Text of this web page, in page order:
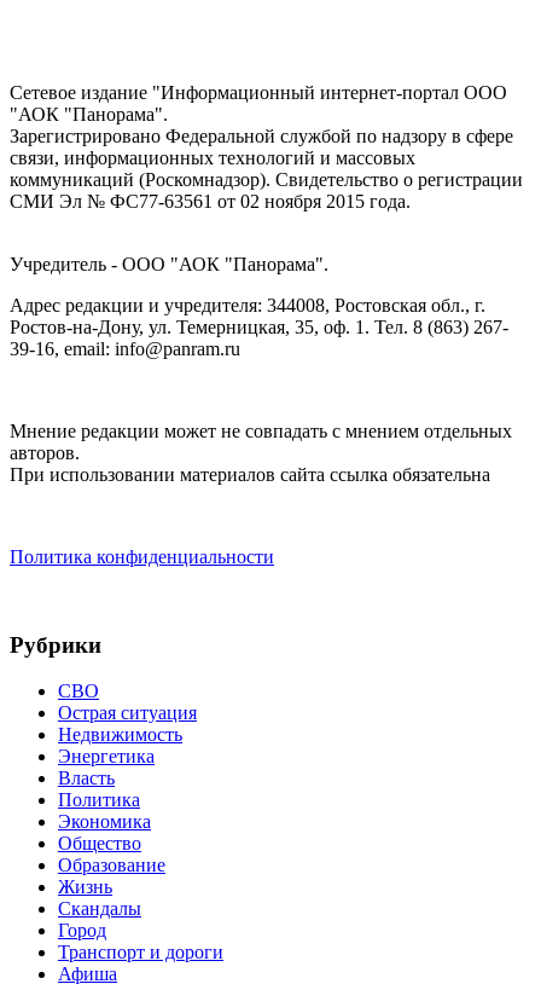
Сетевое издание "Информационный интернет-портал ООО
"АОК "Панорама".
Зарегистрировано Федеральной службой по надзору в сфере
связи, информационных технологий и массовых
коммуникаций (Роскомнадзор). Cвидетельство о регистрации
СМИ Эл № ФС77-63561 от 02 ноября 2015 года.
Учредитель - ООО "АОК "Панорама".
Адрес редакции и учредителя: 344008, Ростовская обл., г.
Ростов-на-Дону, ул. Темерницкая, 35, оф. 1. Тел. 8 (863) 267-
39-16, email: info@panram.ru
Мнение редакции может не совпадать с мнением отдельных
авторов.
При использовании материалов сайта ссылка обязательна
Политика конфиденциальности
Рубрики
СВО
Острая ситуация
Недвижимость
Энергетика
Власть
Политика
Экономика
Общество
Образование
Жизнь
Скандалы
Город
Транспорт и дороги
Афиша